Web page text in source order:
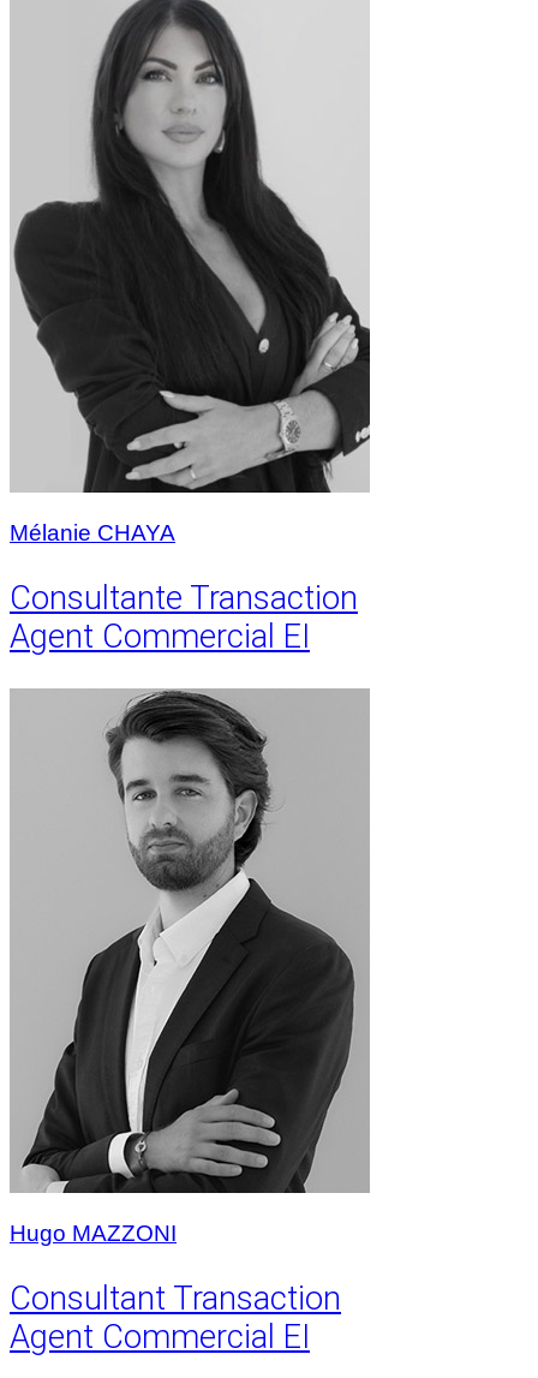
Mélanie CHAYA
Consultante Transaction
Agent Commercial EI
Hugo MAZZONI
Consultant Transaction
Agent Commercial EI